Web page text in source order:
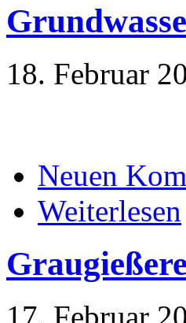
18. Februar
Neuen
Weiterlesen
17. Februar